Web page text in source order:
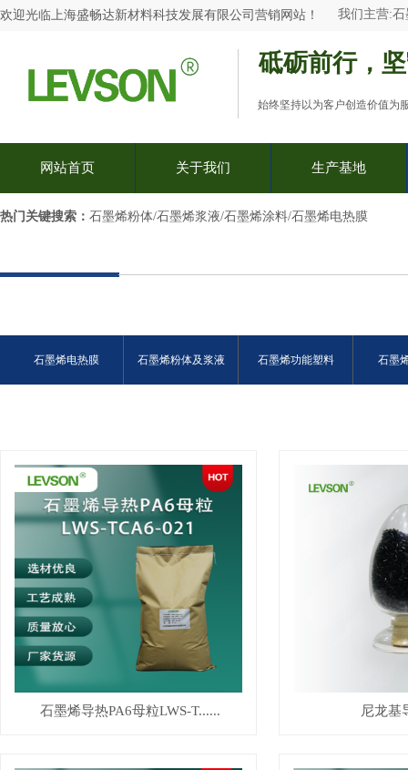
欢迎光临上海盛畅达新材料科技发展有限公司 营销网站 ！ 我们主营:石
砥砺前行，
始终坚持以为客户创造价值为
网站首页 关于我们 生产基地
热门关键搜索：​ 石墨烯粉体/石墨烯浆液/石墨烯涂料/石墨烯电热膜
石墨烯电热膜 石墨烯粉体及浆液 石墨烯功能塑料 石墨
石墨烯导热PA6母粒LWS-T...... 尼龙基